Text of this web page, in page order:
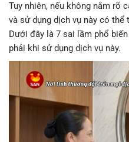
Tuy nhiên, nếu không nắm rõ
và sử dụng dịch vụ này có
Dưới đây là 7 sai lầm phổ
phải khi sử dụng dịch vụ này.